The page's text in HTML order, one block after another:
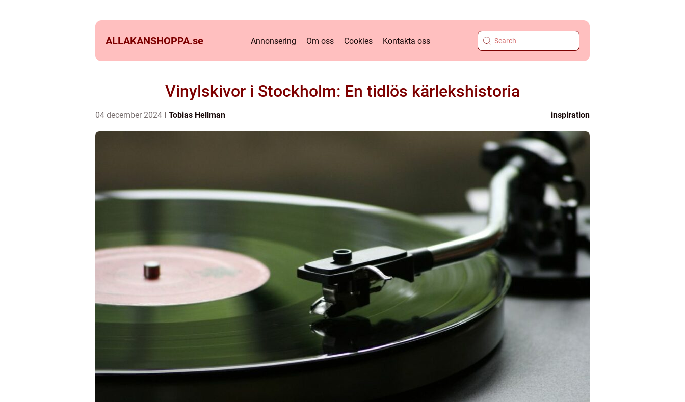
ALLAKANSHOPPA.se Annonsering Om oss Cookies Kontakta oss
Vinylskivor i Stockholm: En tidlös kärlekshistoria
04 december 2024 Tobias Hellman inspiration